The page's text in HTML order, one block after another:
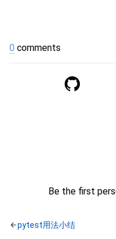
0 comments
Be the first
pytest用法小结